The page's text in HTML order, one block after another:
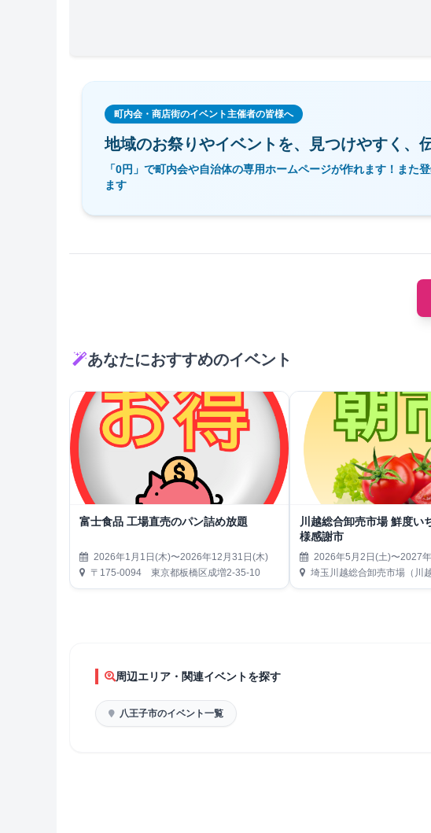
町内会・商店街のイベント主催者の皆様へ
地域のお祭りやイベントを、 見つけやすく、
「0円」で町内会や自治体の専用ホームページが作れます！ま
ます
あなたにおすすめのイベント
富士食品 工場直売のパン詰め放題
2026年1月1日(木)〜2026年12月31日(木)
〒175-0094 東京都板橋区成増2-35-10
川越総合卸売市場 鮮度い
様感謝市
2026年5月2日(土)〜2027
埼玉川越総合卸売市場（川越
周辺エリア・関連イベントを探す
八王子市のイベント一覧